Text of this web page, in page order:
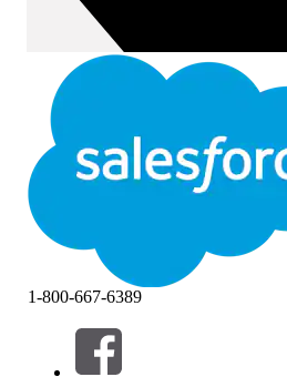
Filtern nach (0)
1-800-667-6389